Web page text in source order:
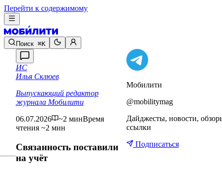
Перейти к содержимому
Поиск ⌘K
ИС
Илья Склюев
Выпускающий редактор
журнала Мобилити
06.07.2026
~2 минВремя
чтения ~2 мин
Связанность поставили
на учёт
Мобилити
@mobilitymag
Дайджесты, новости,
ссылки
Подписаться